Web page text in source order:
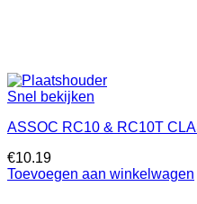
Snel bekijken
ASSOC RC10 & RC10T
€10.19
Toevoegen aan winkelwagen